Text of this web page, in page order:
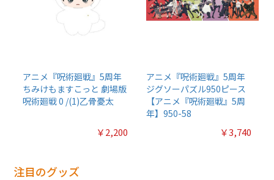
アニメ『呪術廻戦』5周年
ちみけもますこっと 劇場版
呪術廻戦 0 /(1)乙骨憂太
￥2,200
アニメ『呪術廻戦』5周年
ジグソーパズル950ピース
【アニメ『呪術廻戦』5周
年】950-58
￥3,740
注目のグッズ